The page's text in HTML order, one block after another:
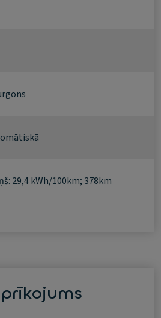
29,4 kWh/100km; 378km